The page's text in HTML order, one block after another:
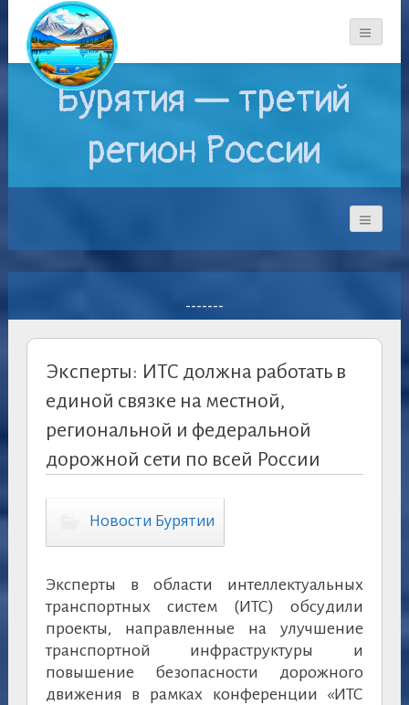
Бурятия — третий
регион России
-------
Эксперты: ИТС должна работать в
единой связке на местной,
региональной и федеральной
дорожной сети по всей России
Новости Бурятии
Эксперты в области интеллектуальных
транспортных систем (ИТС) обсудили
проекты, направленные на улучшение
транспортной инфраструктуры и
повышение безопасности дорожного
движения в рамках конференции «ИТС